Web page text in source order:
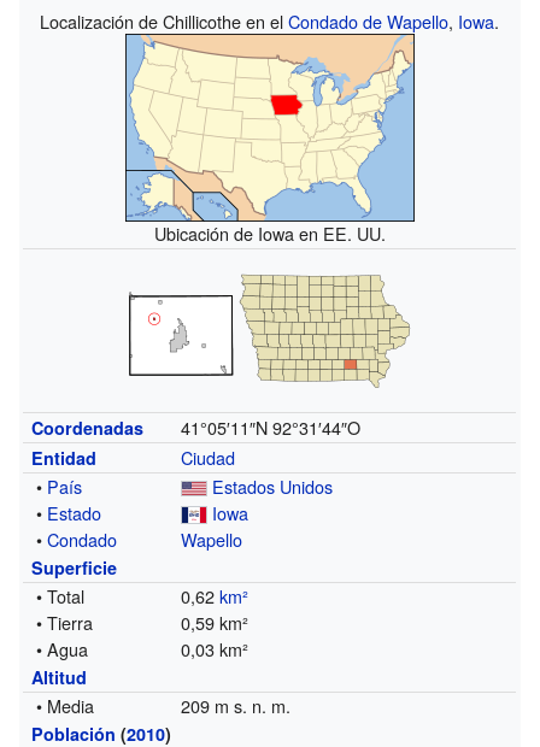
Localización de Chillicothe en elCondado de Wapello, Iowa.
Ubicación de Iowa en EE. UU.
Coordenadas 41°05′11″N 92°31′44″O
Entidad
Ciudad
• País
Estados Unidos
• Estado
Iowa
•Condado Wapello
Superficie
• Total 0,62km²
• Tierra
0,59 km²
• Agua
0,03 km²
Altitud
• Media 209 m s. n. m.
Población (2010)